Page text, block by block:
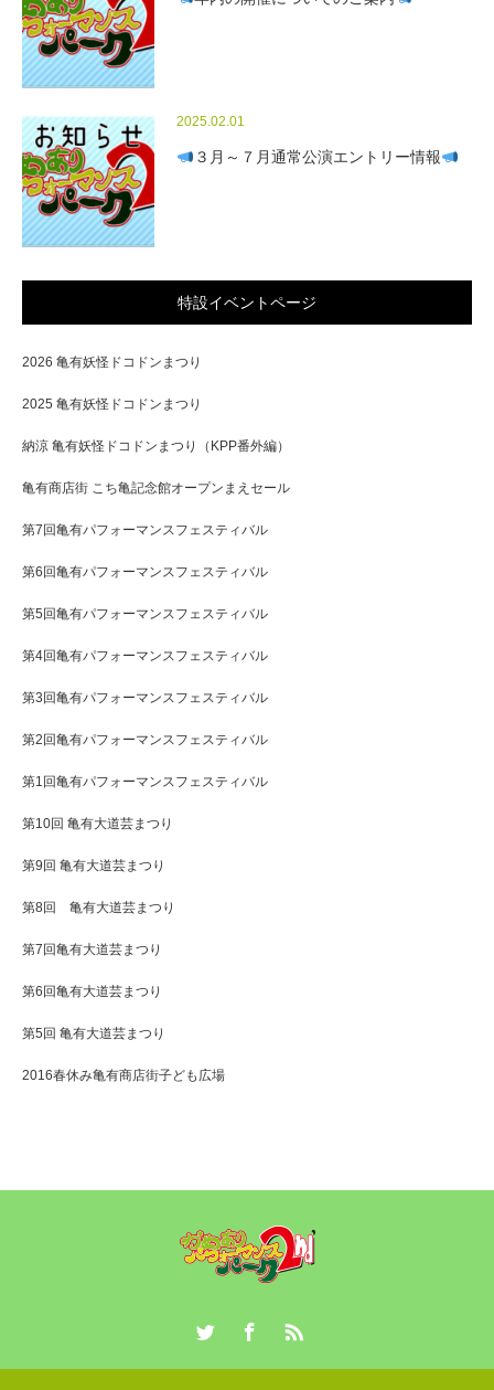
2025.02.01
３月～７月通常公演エントリー情報
特設イベントページ
2026 亀有妖怪ドコドンまつり
2025 亀有妖怪ドコドンまつり
納涼 亀有妖怪ドコドンまつり（KPP番外編）
亀有商店街 こち亀記念館オープンまえセール
第7回亀有パフォーマンスフェスティバル
第6回亀有パフォーマンスフェスティバル
第5回亀有パフォーマンスフェスティバル
第4回亀有パフォーマンスフェスティバル
第3回亀有パフォーマンスフェスティバル
第2回亀有パフォーマンスフェスティバル
第1回亀有パフォーマンスフェスティバル
第10回 亀有大道芸まつり
第9回 亀有大道芸まつり
第8回 亀有大道芸まつり
第7回亀有大道芸まつり
第6回亀有大道芸まつり
第5回 亀有大道芸まつり
2016春休み亀有商店街子ども広場